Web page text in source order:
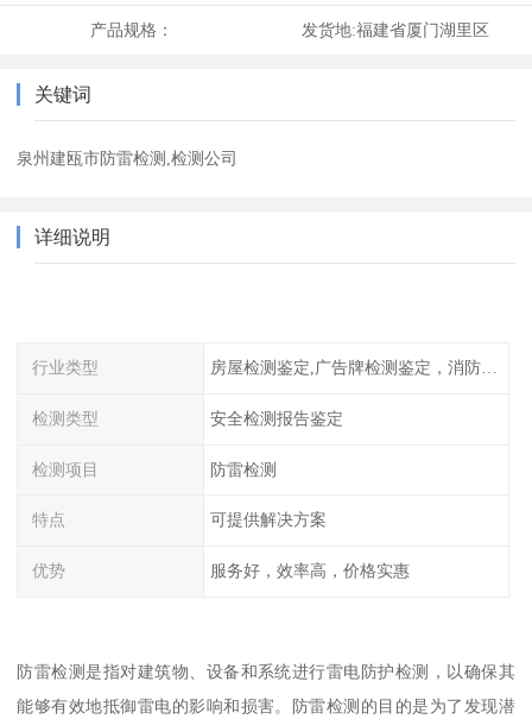
产品规格： 发货地:福建省厦门湖里区
关键词
泉州建瓯市防雷检测,检测公司
详细说明
行业类型 房屋检测鉴定,广告牌检测鉴定，消防检测
检测类型 安全检测报告鉴定
检测项目 防雷检测
特点 可提供解决方案
优势 服务好，效率高，价格实惠
防雷检测是指对建筑物、设备和系统进行雷电防护检测，以确保其
能够有效地抵御雷电的影响和损害。防雷检测的目的是为了发现潜